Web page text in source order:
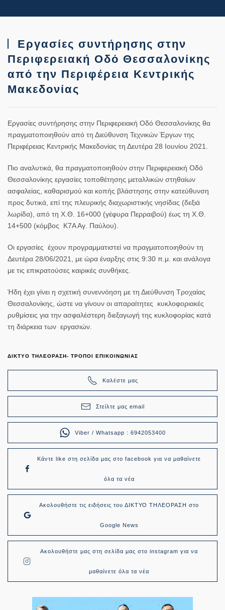
Εργασίες συντήρησης στην
Περιφερειακή Οδό Θεσσαλονίκης
από την Περιφέρεια Κεντρικής
Μακεδονίας
Εργασίες συντήρησης στην Περιφερειακή Οδό Θεσσαλονίκης θα
πραγματοποιηθούν από τη Διεύθυνση Τεχνικών Έργων της
Περιφέρειας Κεντρικής Μακεδονίας τη Δευτέρα 28 Ιουνίου 2021.
Πιο αναλυτικά, θα πραγματοποιηθούν στην Περιφερειακή Οδό
Θεσσαλονίκης εργασίες τοποθέτησης μεταλλικών στηθαίων
ασφαλείας, καθαρισμού και κοπής βλάστησης στην κατεύθυνση
προς δυτικά , επί της πλευρικής διαχωριστικής νησίδας (δεξιά
λωρίδα), από τη Χ.Θ. 16+000 (γέφυρα Περραιβού) έως τη Χ.Θ.
14+500 (κόμβος Κ7Α Αγ. Παύλου).
Οι εργασίες έχουν προγραμματιστεί να πραγματοποιηθούν τη
Δευτέρα 28/06/2021, με ώρα έναρξης στις 9:30 π.μ. και ανάλογα
με τις επικρατούσες καιρικές συνθήκες.
Ήδη έχει γίνει η σχετική συνεννόηση με τη Διεύθυνση Τροχαίας
Θεσσαλονίκης, ώστε να γίνουν οι απαραίτητες κυκλοφοριακές
ρυθμίσεις για την ασφαλέστερη διεξαγωγή της κυκλοφορίας κατά
τη διάρκεια των εργασιών.
ΔΙΚΤΥΟ ΤΗΛΕΟΡΑΣΗ- ΤΡΟΠΟΙ ΕΠΙΚΟΙΝΩΝΙΑΣ
Καλέστε μας
Στείλτε μας email
Viber / Whatsapp : 6942053400
Κάντε like στη σελίδα μας στο facebook για να μαθαίνετε
όλα τα νέα
Ακολουθήστε τις ειδήσεις του ΔΙΚΤΥΟ ΤΗΛΕΟΡΑΣΗ στο
Google News
Ακολουθήστε μας στη σελίδα μας στο instagram για να
μαθαίνετε όλα τα νέα